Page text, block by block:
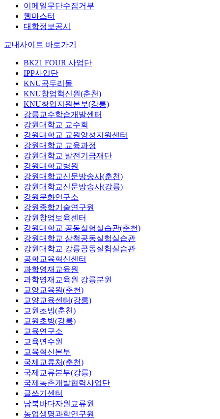
이메일무단수집거부
웹마스터
대학정보공시
교내사이트 바로가기
BK21 FOUR 사업단
IPP사업단
KNU곰두리몰
KNU창업혁신원(춘천)
KNU창업지원본부(강릉)
강릉교수학습개발센터
강원대학교 교수회
강원대학교 교원양성지원센터
강원대학교 교육과정
강원대학교 발전기금재단
강원대학교병원
강원대학교신문방송사(춘천)
강원대학교신문방송사(강릉)
강원문화연구소
강원종합기술연구원
강원창업보육센터
강원대학교 공동실험실습관(춘천)
강원대학교 삼척공동실험실습관
강원대학교 강릉공동실험실습관
공학교육혁신센터
과학영재교육원
과학영재교육원 강릉분원
교양교육원(춘천)
교양교육센터(강릉)
교원초빙(춘천)
교원초빙(강릉)
교육연구소
교육연수원
교육혁신본부
국제교류처(춘천)
국제교류본부(강릉)
국제농촌개발협력사업단
글쓰기센터
남북바다자원교류원
농업생명과학연구원